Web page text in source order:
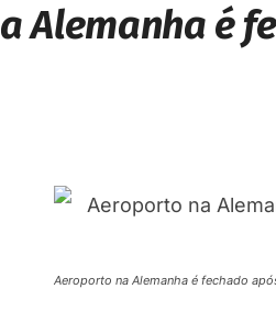
Alemanha é
Aeroporto na Alemanha é fechado